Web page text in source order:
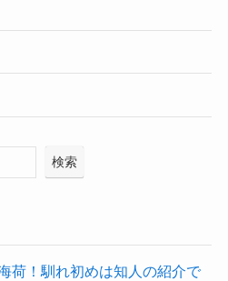
検索
荷！馴れ初めは知人の紹介で